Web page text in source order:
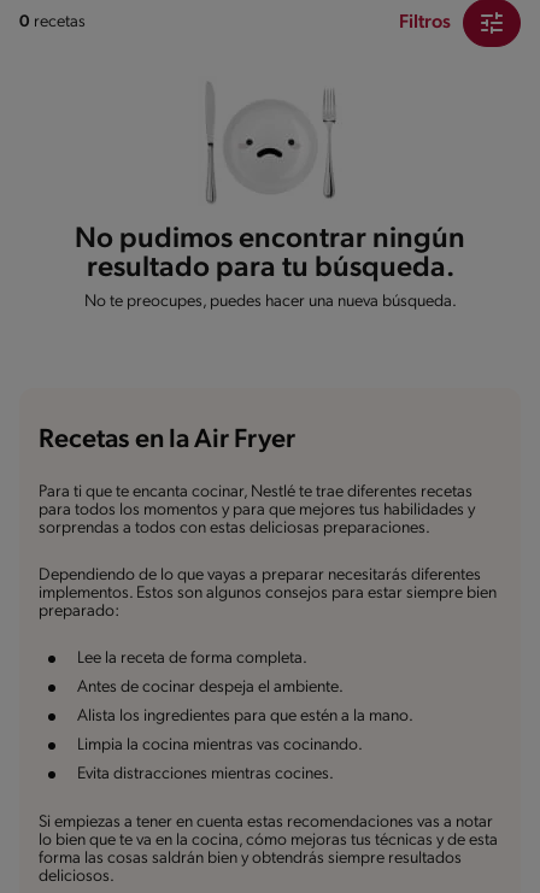
0 recetas Filtros
No pudimos encontrar ningún
resultado para tu búsqueda.
No te preocupes, puedes hacer una nueva búsqueda.
Recetas en la Air Fryer
Para ti que te encanta cocinar, Nestlé te trae diferentes recetas
para todos los momentos y para que mejores tus habilidades y
sorprendas a todos con estas deliciosas preparaciones.
Dependiendo de lo que vayas a preparar necesitarás diferentes
implementos. Estos son algunos consejos para estar siempre bien
preparado:
Lee la receta de forma completa.
Antes de cocinar despeja el ambiente.
Alista los ingredientes para que estén a la mano.
Limpia la cocina mientras vas cocinando.
Evita distracciones mientras cocines.
Si empiezas a tener en cuenta estas recomendaciones vas a notar
lo bien que te va en la cocina, cómo mejoras tus técnicas y de esta
forma las cosas saldrán bien y obtendrás siempre resultados
deliciosos.